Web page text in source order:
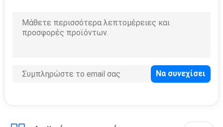
κουζινών